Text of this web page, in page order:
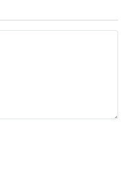
圖)
公